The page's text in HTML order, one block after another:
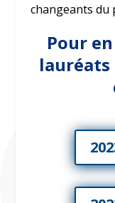
changeants du
Pour
lauréats